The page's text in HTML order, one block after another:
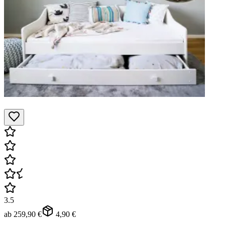
3.5
ab 259,90 € 4,90 €